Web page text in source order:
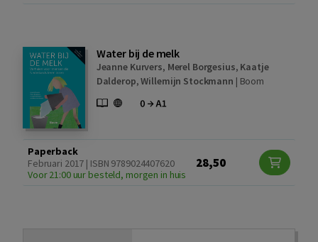
Water bij de melk
Jeanne Kurvers, Merel Borgesius, Kaatje
Dalderop,Willemijn Stockmann | Boom
Paperback
Februari 2017 | ISBN 9789024407620
Voor 21:00 uur besteld, morgen in huis
28,50